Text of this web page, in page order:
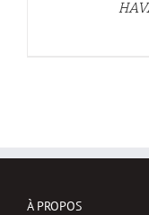
À PROPOS